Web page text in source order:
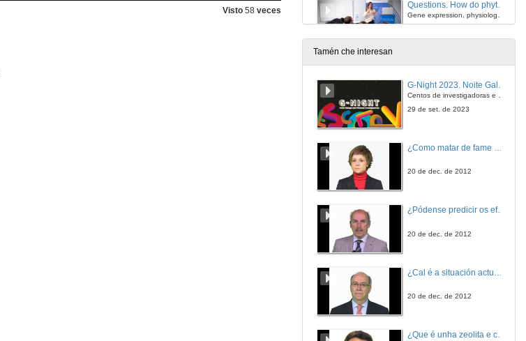
Visto 58 veces
Gene expression, physiology and community structure of phytoplankton under future CO₂ conditions
Tamén che interesan
G-Night 2023. Noite Galega das Persoas Investigadoras. Conciencias creativas
Centos de investigadoras e investigadores, decenas de actividades e sete cidades
29 de set. de 2023
20 de dec. de 2012
¿Pódense predicir os efectos polo achegamento á Terra dos asteroides?
20 de dec. de 2012
20 de dec. de 2012
¿Que é unha zeolita e cales son as súas aplicacións?